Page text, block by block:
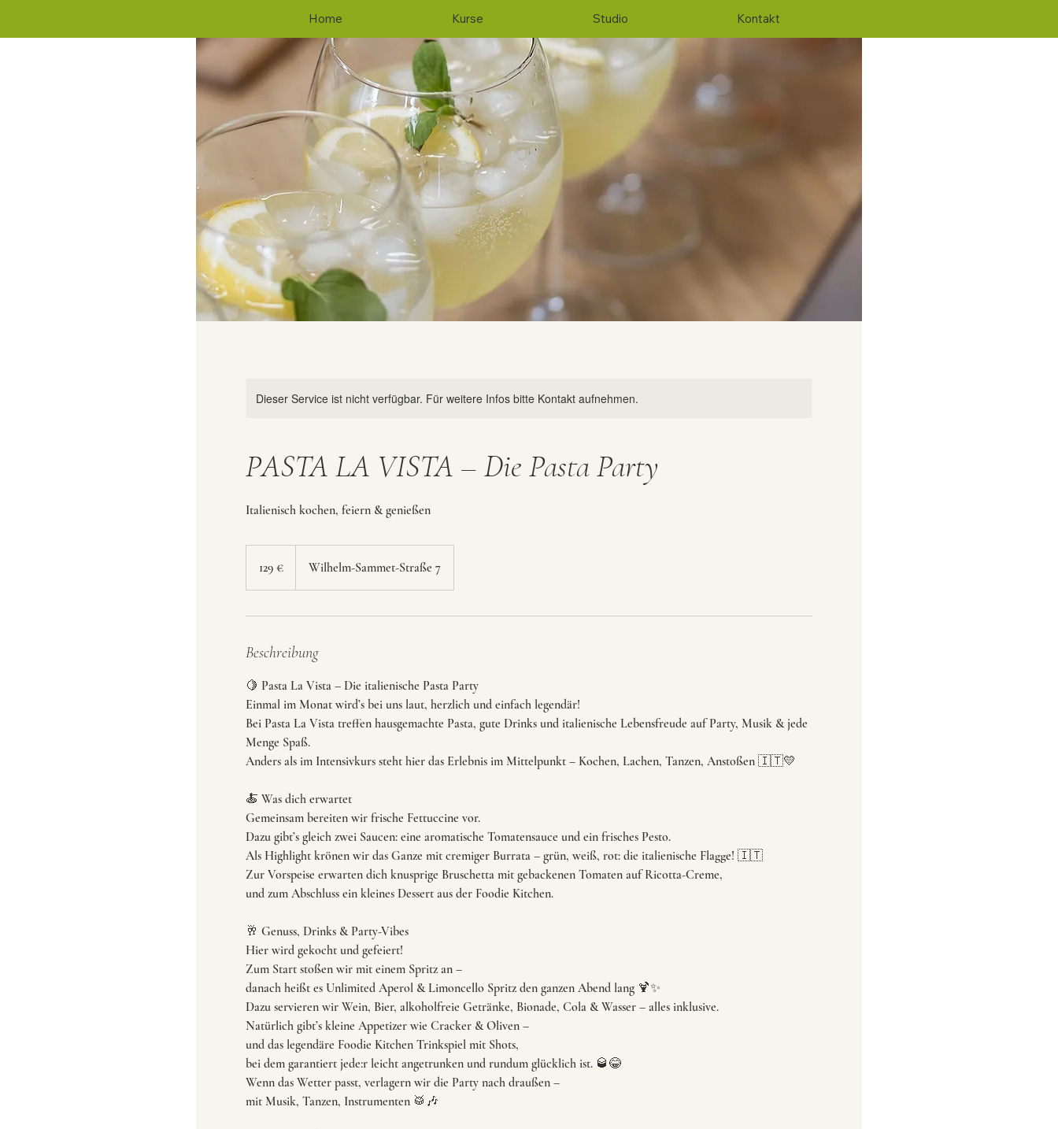
Home Kurse Studio Kontakt
Dieser Service ist nicht verfügbar. Für weitere Infos bitte Kontakt aufnehmen.
PASTA LA VISTA – Die Pasta Party
Italienisch kochen, feiern & genießen
129 € Wilhelm-Sammet-Straße 7
Beschreibung
🍋 Pasta La Vista – Die italienische Pasta Party
Einmal im Monat wird’s bei uns laut, herzlich und einfach legendär!
Bei Pasta La Vista treffen hausgemachte Pasta, gute Drinks und italienische Lebensfreude auf Party, Musik & jede
Menge Spaß.
Anders als im Intensivkurs steht hier das Erlebnis im Mittelpunkt – Kochen, Lachen, Tanzen, Anstoßen 🇮🇹💛
🍝 Was dich erwartet
Gemeinsam bereiten wir frische Fettuccine vor.
Dazu gibt’s gleich zwei Saucen: eine aromatische Tomatensauce und ein frisches Pesto.
Als Highlight krönen wir das Ganze mit cremiger Burrata – grün, weiß, rot: die italienische Flagge! 🇮🇹
Zur Vorspeise erwarten dich knusprige Bruschetta mit gebackenen Tomaten auf Ricotta-Creme,
und zum Abschluss ein kleines Dessert aus der Foodie Kitchen.
🥂 Genuss, Drinks & Party-Vibes
Hier wird gekocht und gefeiert!
Zum Start stoßen wir mit einem Spritz an –
danach heißt es Unlimited Aperol & Limoncello Spritz den ganzen Abend lang 🍹✨
Dazu servieren wir Wein, Bier, alkoholfreie Getränke, Bionade, Cola & Wasser – alles inklusive.
Natürlich gibt’s kleine Appetizer wie Cracker & Oliven –
und das legendäre Foodie Kitchen Trinkspiel mit Shots,
bei dem garantiert jede:r leicht angetrunken und rundum glücklich ist. 🥃😂
Wenn das Wetter passt, verlagern wir die Party nach draußen –
mit Musik, Tanzen, Instrumenten 🥁🎶